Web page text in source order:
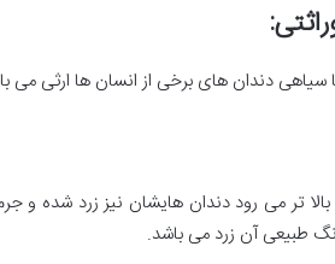
سیاهی دندان های برخی از انسان ها ارثی می
تر می رود دندان هایشان نیز زرد شده و
طبیعی آن زرد می باشد.